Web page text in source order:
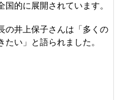
的に展開されています。
の井上保子さんは「多くの
い」と語られました。